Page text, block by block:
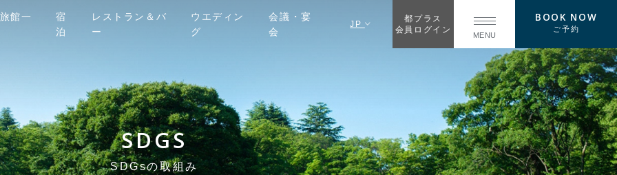
館一
宿
泊
レストラン＆バ
ー
ウエディン
グ
会議・宴
会
JP
都プラス
会員ログイン
MENU
BOOK NOW
ご予約
SDGS
SDGsの取組み